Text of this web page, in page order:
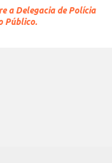
a Delegacia de Polícia
Público.